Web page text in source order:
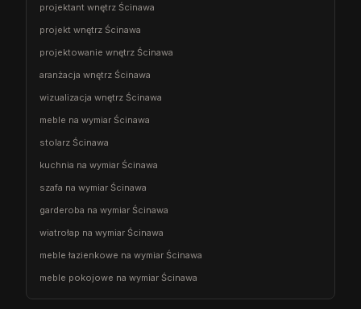
projektant wnętrz Ścinawa
projekt wnętrz Ścinawa
projektowanie wnętrz Ścinawa
aranżacja wnętrz Ścinawa
wizualizacja wnętrz Ścinawa
meble na wymiar Ścinawa
stolarz Ścinawa
kuchnia na wymiar Ścinawa
szafa na wymiar Ścinawa
garderoba na wymiar Ścinawa
wiatrołap na wymiar Ścinawa
meble łazienkowe na wymiar Ścinawa
meble pokojowe na wymiar Ścinawa